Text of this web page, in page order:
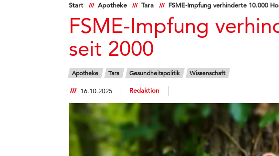
Start Apotheke Tara FSME-Impfung verhinderte 10.000
FSME-Impfung
seit 2000
Apotheke Tara Gesundheitspolitik Wissenschaft
16.10.2025 Redaktion